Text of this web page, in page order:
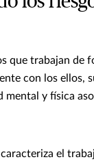
que trabajan de
con los ellos,
mental y física
el